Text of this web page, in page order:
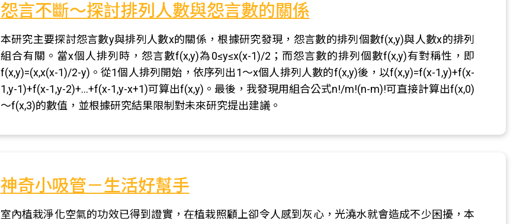
怨言不斷～探討排列人數與怨言數的關係
本研究主要探討怨言數y與排列人數x的關係，根據研究發現，怨言數的排列個數f(x,y)與人數x的排列
組合有關。當x個人排列時，怨言數f(x,y)為0≤y≤x(x-1)/2；而怨言數的排列個數f(x,y)有對稱性，即
f(x,y)=(x,x(x-1)/2-y)。從1個人排列開始，依序列出1～x個人排列人數的f(x,y)後，以f(x,y)=f(x-1,y)+f(x-
1,y-1)+f(x-1,y-2)+...+f(x-1,y-x+1)可算出f(x,y)。最後，我發現用組合公式n!/m!(n-m)!可直接計算出f(x,0)
～f(x,3)的數值，並根據研究結果限制對未來研究提出建議。
神奇小吸管－生活好幫手
室內植栽淨化空氣的功效已得到證實，在植栽照顧上卻令人感到灰心，光澆水就會造成不少困擾，本